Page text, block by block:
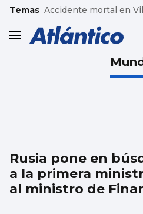
common.go-to-content
Temas Accidente mortal en
header.menu.open
Rusia pone en
a la primera
al ministro de